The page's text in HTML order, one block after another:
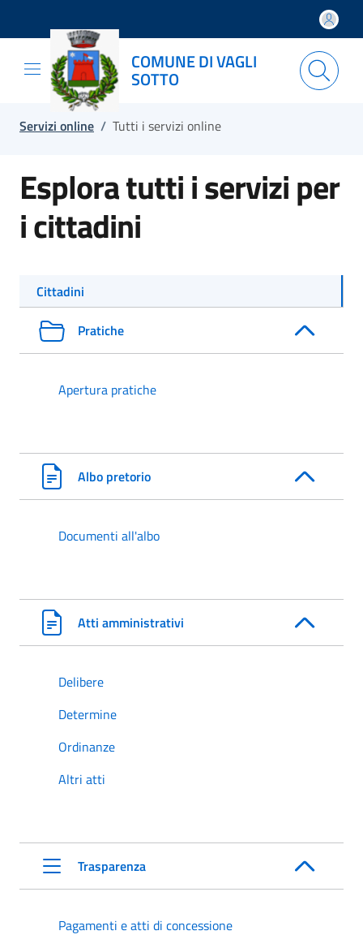
Salta e vai al contenuto
Salta e vai al footer
COMUNE DI VAGLI
SOTTO
Servizi online / Tutti i servizi online
Esplora tutti i servizi per
i cittadini
Cittadini
Pratiche
Apertura pratiche
Albo pretorio
Documenti all'albo
Atti amministrativi
Delibere
Determine
Ordinanze
Altri atti
Trasparenza
Pagamenti e atti di concessione